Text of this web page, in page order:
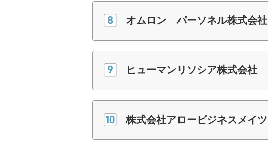
オムロン パーソネル株式会社
ヒューマンリソシア株式会社
株式会社アロービジネスメイツ